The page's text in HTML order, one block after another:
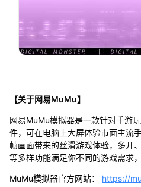
【关于网易MuMu】
网易MuMu模拟器是一款针对手游
件，可在电脑上大屏体验市面主流
帧画面带来的丝滑游戏体验，多开
等多样功能满足你不同的游戏需求
MuMu模拟器官方网站： https://